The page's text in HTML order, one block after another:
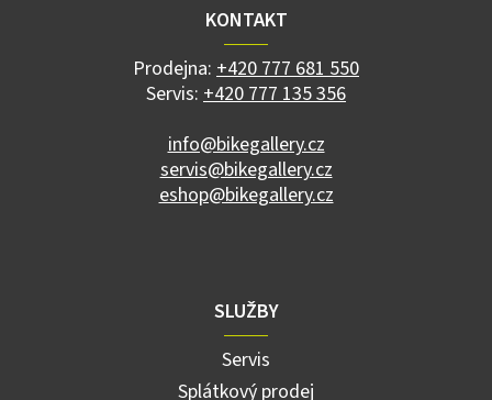
KONTAKT
Prodejna: +420 777 681 550
Servis: +420 777 135 356
info@bikegallery.cz
servis@bikegallery.cz
eshop@bikegallery.cz
SLUŽBY
Servis
Splátkový prodej